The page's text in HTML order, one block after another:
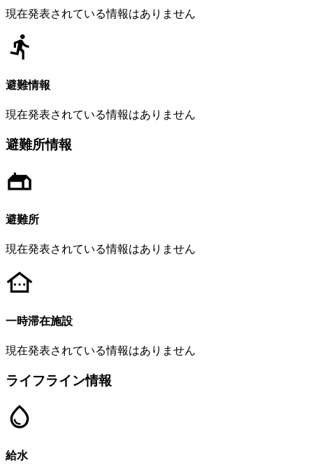
現在発表されている情報はありません
避難情報
現在発表されている情報はありません
避難所情報
避難所
現在発表されている情報はありません
一時滞在施設
現在発表されている情報はありません
ライフライン情報
給水